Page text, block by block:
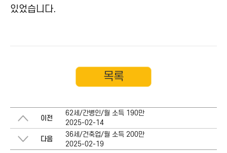
있었습니다.
목록
이전
62세/간병인/월 소득 190만
2025-02-14
다음
36세/건축업/월 소득 200만
2025-02-19